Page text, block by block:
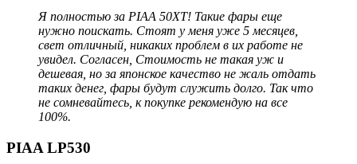
Я полностью за PIAA 50XT! Такие фары еще
нужно поискать. Стоят у меня уже 5 месяцев,
свет отличный, никаких проблем в их работе не
увидел. Согласен, Стоимость не такая уж и
дешевая, но за японское качество не жаль отдать
таких денег, фары будут служить долго. Так что
не сомневайтесь, к покупке рекомендую на все
100%.
PIAA LP530